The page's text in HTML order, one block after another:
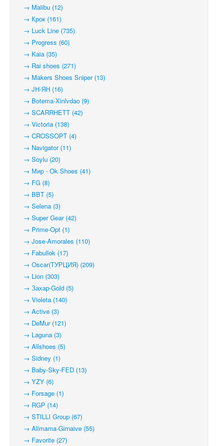
→ Malibu (12)
→ Крок (161)
→ Luck Line (735)
→ Progress (60)
→ Kaia (35)
→ Rai shoes (271)
→ Makers Shoes Sniper (13)
→ JH-ЯН (16)
→ Botema-Xinlvdao (9)
→ SCARRHETT (42)
→ Victoria (138)
→ CROSSOPT (4)
→ Navigator (11)
→ Soylu (20)
→ Мир - Ok Shoes (41)
→ FG (8)
→ BBT (5)
→ Selena (3)
→ Super Gear (42)
→ Prime-Opt (1)
→ Jose-Amorales (110)
→ Fabullok (17)
→ Oscar(ТУРЦИЯ) (209)
→ Lion (303)
→ Захар-Gold (5)
→ Violeta (140)
→ Active (3)
→ DeMur (121)
→ Laguna (3)
→ Allshoes (5)
→ Sidney (1)
→ Baby-Sky-FED (13)
→ YZY (6)
→ Forsage (1)
→ RGP (14)
→ STILLI Group (67)
→ Alimama-Girnaive (55)
→ Favorite (27)